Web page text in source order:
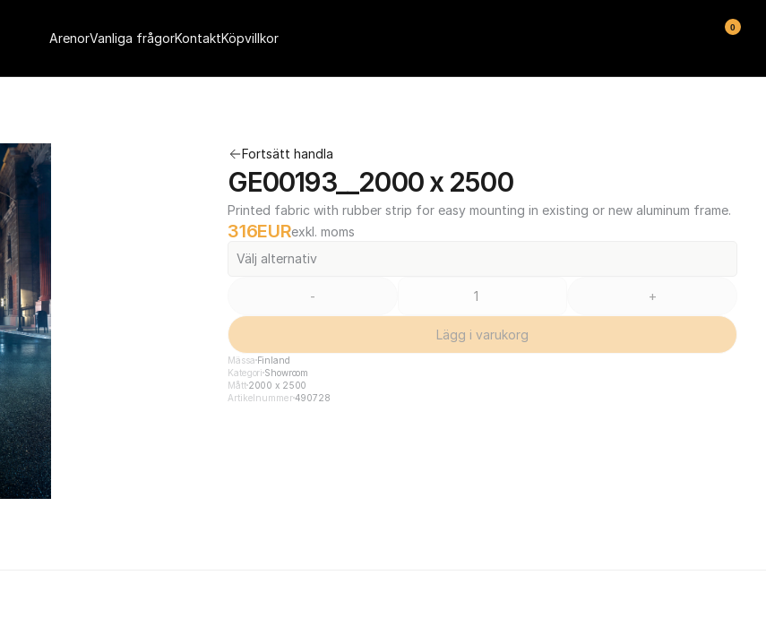
Fortsätt handla
GE00193__2000 x 2500
Printed fabric with rubber strip for easy mounting in existing or new aluminum frame.
316EURexkl. moms
Välj alternativ
- +
Lägg i varukorg
Mässa Finland
Kategori Showroom
Mått2000 x 2500
Artikelnummer490728
ArenorVanliga frågorKontaktKöpvillkor
0